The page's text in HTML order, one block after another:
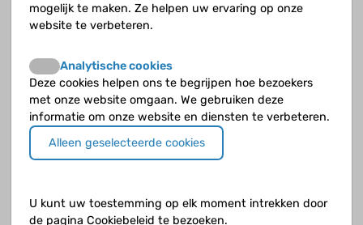
HIV
Bijwerkingen
Net als andere medicijnen kunnen hiv-remmers
bijwerkingen geven waar je last van kunt hebben.
Gelukkig wordt er veel onderzoek verricht naar
mogelijk te maken. Ze helpen uw ervaring op onze
website te verbeteren.
Analytische cookies
Deze cookies helpen ons te begrijpen hoe bezoekers
met onze website omgaan. We gebruiken deze
informatie om onze website en diensten te verbeteren.
Alleen geselecteerde cookies
U kunt uw toestemming op elk moment intrekken door
de pagina Cookiebeleid te bezoeken.